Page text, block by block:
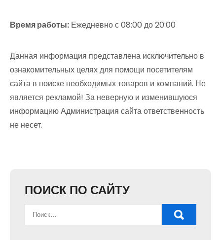
Время работы: Ежедневно с 08:00 до 20:00
Данная информация представлена исключительно в
ознакомительных целях для помощи посетителям
сайта в поиске необходимых товаров и компаний. Не
является рекламой! За неверную и изменившуюся
информацию Администрация сайта ответственность
не несет.
ПОИСК ПО САЙТУ